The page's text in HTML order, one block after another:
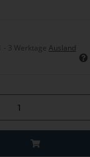
- 3 Werktage Ausland